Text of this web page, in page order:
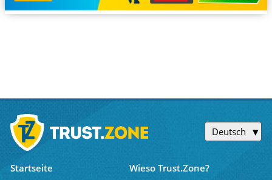
Deutsch
Startseite
Wieso Trust.Zone?